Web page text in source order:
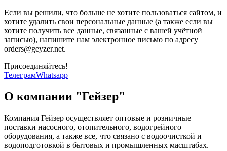
Если вы решили, что больше не хотите пользоваться сайтом, и
хотите удалить свои персональные данные (а также если вы
хотите получить все данные, связанные с вашей учётной
записью), напишите нам электронное письмо по адресу
orders@geyzer.net.
Присоединяйтесь!
ТелеграмWhatsapp
О компании "Гейзер"
Компания Гейзер осуществляет оптовые и розничные
поставки насосного, отопительного, водогрейного
оборудования, а также все, что связано с водоочисткой и
водоподготовкой в бытовых и промышленных масштабах.